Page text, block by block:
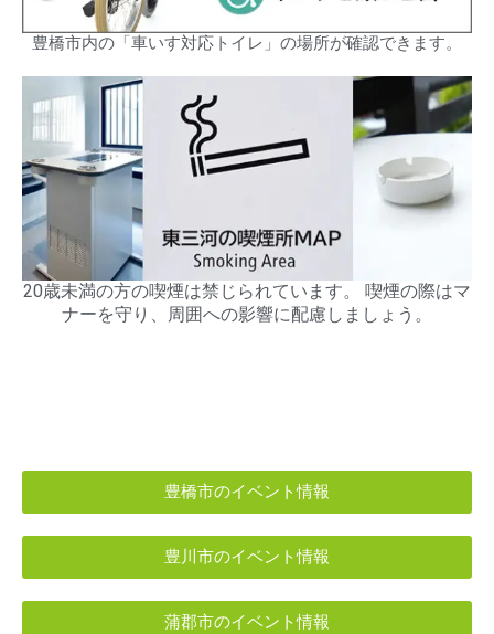
豊橋市内の「車いす対応トイレ」の場所が確認できます。
20歳未満の方の喫煙は禁じられています。 喫煙の際はマ
ナーを守り、周囲への影響に配慮しましょう。
豊橋市のイベント情報
豊川市のイベント情報
蒲郡市のイベント情報